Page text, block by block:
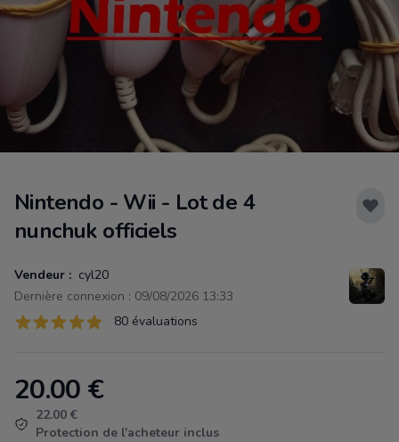
Nintendo - Wii - Lot de 4
nunchuk officiels
Vendeur : cyl20
Dernière connexion : 09/08/2026 13:33
Évaluations
80 sur 5 étoiles 80 évaluations
Product information
20.00 €
22.00 €
Protection de l'acheteur inclus